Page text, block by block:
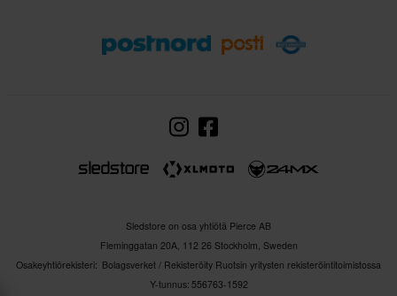
Sledstore on osa yhtiötä Pierce AB
Fleminggatan 20A, 112 26 Stockholm, Sweden
Osakeyhtiörekisteri: Bolagsverket / Rekisteröity Ruotsin yritysten rekisteröintitoimistossa
Y-tunnus: 556763-1592